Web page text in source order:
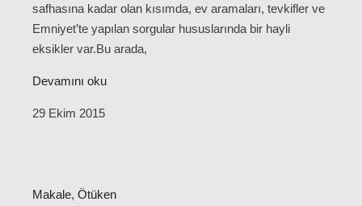
safhasına kadar olan kısımda, ev aramaları, tevkifler ve
Emniyet’te yapılan sorgular hususlarında bir hayli
eksikler var.Bu arada,
Devamını oku
29 Ekim 2015
Makale, Ötüken